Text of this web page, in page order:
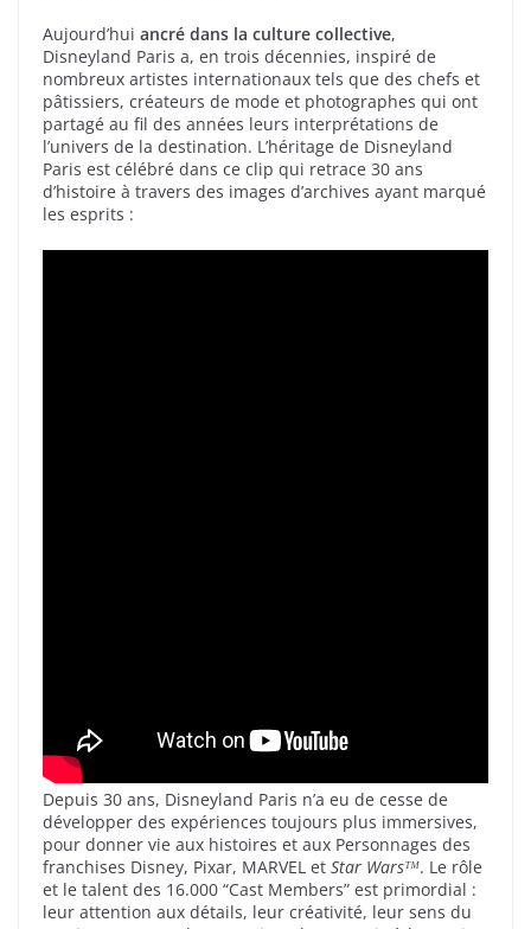
Aujourd’hui ancré dans la culture collective,
Disneyland Paris a, en trois décennies, inspiré de
nombreux artistes internationaux tels que des chefs et
pâtissiers, créateurs de mode et photographes qui ont
partagé au fil des années leurs interprétations de
l’univers de la destination. L’héritage de Disneyland
Paris est célébré dans ce clip qui retrace 30 ans
d’histoire à travers des images d’archives ayant marqué
les esprits :
Depuis 30 ans, Disneyland Paris n’a eu de cesse de
développer des expériences toujours plus immersives,
pour donner vie aux histoires et aux Personnages des
franchises Disney, Pixar, MARVEL et Star Warsᵀᴹ. Le rôle
et le talent des 16.000 “Cast Members” est primordial :
leur attention aux détails, leur créativité, leur sens du